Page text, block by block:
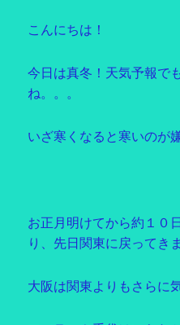
こんにちは！
今日は真冬！天気予報で
ね。。。
いざ寒くなると寒いの
お正月明けてから約１０
り、先日関東に戻ってき
大阪は関東よりもさらに